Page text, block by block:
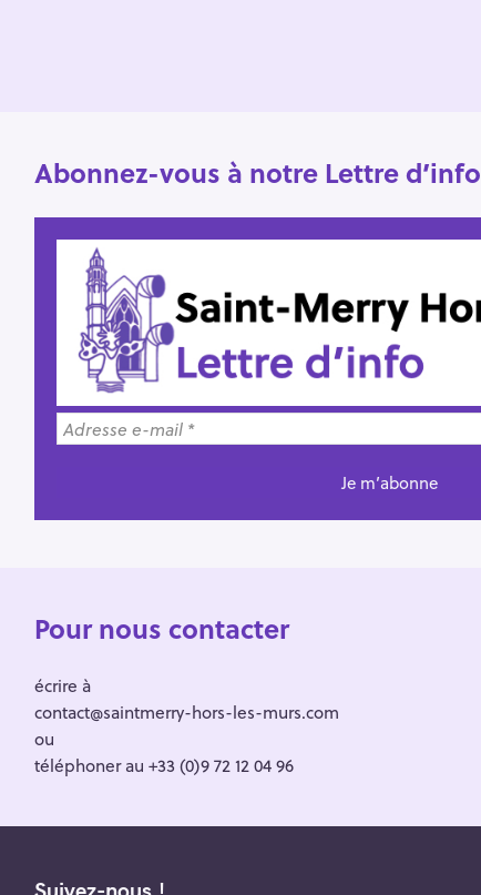
Abonnez-vous à notre Lettre d’info
Pour nous contacter
écrire à
contact@saintmerry-hors-les-murs.com
ou
téléphoner au +33 (0)9 72 12 04 96